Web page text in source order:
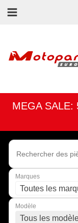
MEGA SALE:
Marques
Toutes les
Modèle
Tous les